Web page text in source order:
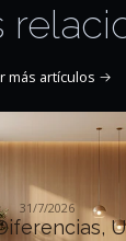
más artículos
31/7/2026